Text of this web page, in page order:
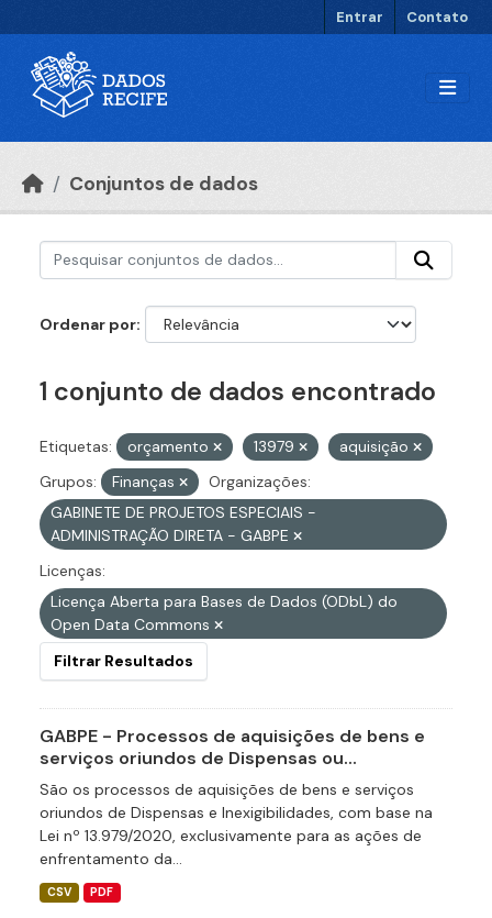
Entrar Contato
Conjuntos de dados
Ordenar por
1 conjunto de dados encontrado
Etiquetas: orçamento 13979
aquisição
Grupos:
Finanças
Organizações:
GABINETE DE PROJETOS ESPECIAIS -
ADMINISTRAÇÃO DIRETA - GABPE
Licenças:
Licença Aberta para Bases de Dados (ODbL) do
Open Data Commons
Filtrar Resultados
GABPE - Processos de aquisições de bens e
serviços oriundos de Dispensas ou...
São os processos de aquisições de bens e serviços
oriundos de Dispensas e Inexigibilidades, com base na
Lei nº 13.979/2020, exclusivamente para as ações de
enfrentamento da...
CSV PDF